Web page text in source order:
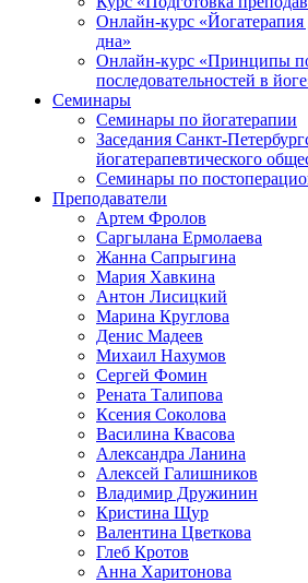
Онлайн-курс
дна»
Онлайн-курс «Принципы
последовательностей в
Семинары
Семинары по йогатерапии
Заседания Санкт-
йогатерапевтического
Семинары по
Преподаватели
Артем Фролов
Саргылана Ермолаева
Жанна Сапрыгина
Мария Хавкина
Антон Лисицкий
Марина Круглова
Денис Мадеев
Михаил Нахумов
Сергей Фомин
Рената Талипова
Ксения Соколова
Василина Квасова
Александра Ланина
Алексей Галишников
Владимир Дружинин
Кристина Щур
Валентина Цветкова
Глеб Кротов
Анна Харитонова